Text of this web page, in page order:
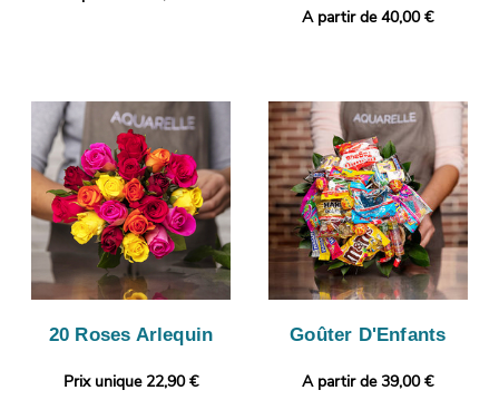
A partir de 40,00 €
20 Roses Arlequin
Prix unique 22,90 €
Goûter D'Enfants
A partir de 39,00 €